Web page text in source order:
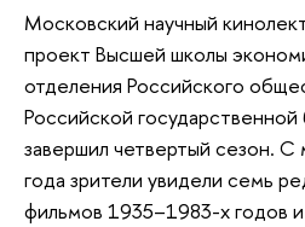
Московский научный
проект Высшей школы
отделения Российского
Российской
завершил четвертый сезон.
года зрители увидели семь
фильмов 1935–1983-х годов и